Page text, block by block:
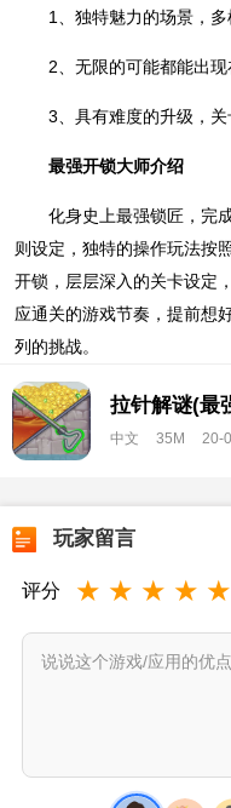
1、独特魅力的场景，
2、无限的可能都能出
3、具有难度的升级，关
最强开锁大师介绍
化身史上最强锁匠，完
则设定，独特的操作玩法按
开锁，层层深入的关卡设定
应通关的游戏节奏，提前想
列的挑战。
拉针解谜(最
app
v1.1
中文 35M 20-
玩家留言
评分 ★ ★ ★ ★ ★